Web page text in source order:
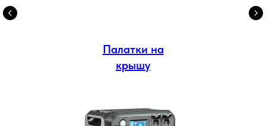
Палатки на
крышу